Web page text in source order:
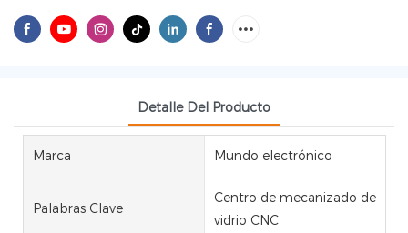
Detalle Del Producto
Marca Mundo electrónico
Palabras Clave
Centro de mecanizado de
vidrio CNC